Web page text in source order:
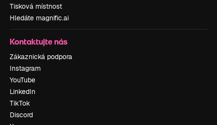
Tisková místnost
Hledáte magnific.ai
Kontaktujte nás
Zákaznická podpora
Instagram
YouTube
LinkedIn
TikTok
Discord